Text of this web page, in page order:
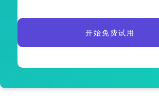
开始免费试用